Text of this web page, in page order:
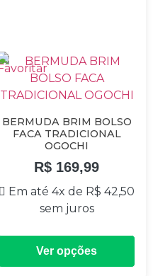
BERMUDA BRIM BOLSO
FACA TRADICIONAL
OGOCHI
R$ 169,99
Em até 4x de R$ 42,50
sem juros
Ver opções